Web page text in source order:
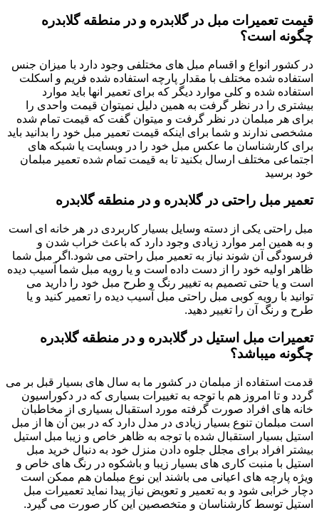
قیمت تعمیرات مبل در گلابدره و در منطقه گلابدره
چگونه است؟
در کشور انواع و اقسام مبل های مختلفی وجود دارد با میزان جنس
استفاده شده مختلف با مقدار پارچه استفاده شده فریم و اسکلت
استفاده شده و کلی موارد دیگر که برای تعمیر انها باید موارد
بیشتری را در نظر گرفت به همین دلیل نمیتوان قیمت واحدی را
برای هر مبلمان در نظر گرفت و میتوان گفت که قیمت تمام شده
مشخصی ندارند و شما برای اینکه قیمت تعمیر مبل خود را بدانید باید
برای کارشناسان ما عکس مبل خود را در وبسایت یا شبکه های
اجتماعی مختلف ارسال بکنید تا به قیمت تمام شده تعمیر مبلمان
خود برسید
تعمیر مبل راحتی در گلابدره و در منطقه گلابدره
مبل راحتی یکی از دسته وسایل بسیار کاربردی در هر خانه ای است
و به همین امر موارد زیادی وجود دارد که باعث خراب شدن و
فرسودگی آن شوند نیاز به تعمیر مبل راحتی می شود.اگر مبل شما
ظاهر اولیه خود را از دست داده است و یا رویه مبل شما آسیب دیده
است و یا حتی تصمیم به تغییر رنگ و طرح مبل خود را دارید می
توانید با رویه کوبی مبل راحتی مبل آسیب دیده را تعمیر کنید و یا
طرح و رنگ آن را تغییر دهید.
تعمیرات مبل استیل در گلابدره و در منطقه گلابدره
چگونه میباشد؟
قدمت استفاده از مبلمان در کشور ما به سال های بسیار قبل بر می
گردد و تا امروز هم با توجه به تغییرات بسیاری که در دکوراسیون
خانه های افراد صورت گرفته مورد استقبال بسیاری از مخاطبان
است مبلمان تنوع بسیار زیادی در مدل دارد که در بین آن ها از مبل
استیل بسیار استقبال شده با توجه به ظاهر خاص و زیبا مبل استیل
بیشتر افراد برای مجلل جلوه دادن منزل خود به دنبال خرید مبل
استیل با منبت کاری های بسیار زیبا و باشکوه در رنگ های خاص و
ویژه پارچه های اعیانی می باشند این نوع مبلمان هم ممکن است
دچار خرابی شود و به تعمیر و تعویض نیاز پیدا نماید تعمیرات مبل
استیل توسط کارشناسان و متخصصین این کار صورت می گیرد.